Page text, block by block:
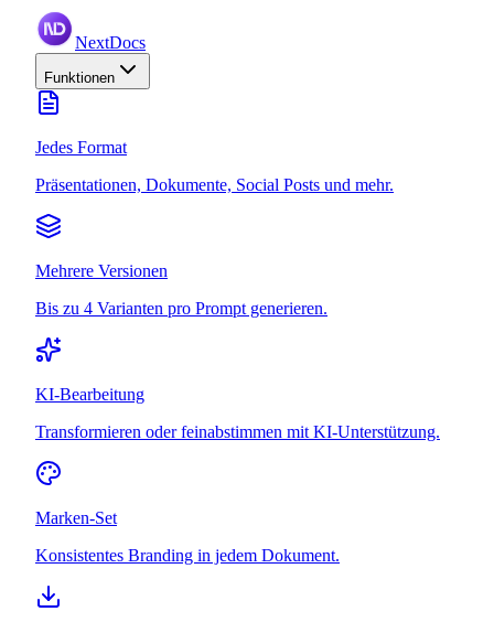
NextDocs
Funktionen
Jedes Format
Präsentationen, Dokumente, Social Posts und mehr.
Mehrere Versionen
Bis zu 4 Varianten pro Prompt generieren.
KI-Bearbeitung
Transformieren oder feinabstimmen mit KI-Unterstützung.
Marken-Set
Konsistentes Branding in jedem Dokument.